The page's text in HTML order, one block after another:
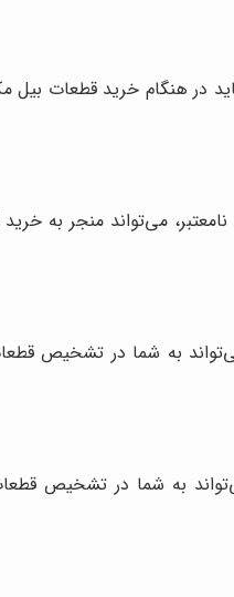
در هنگام خرید قطعات بیل
می‌تواند منجر به
می‌تواند به شما در تشخیص
به شما در تشخیص